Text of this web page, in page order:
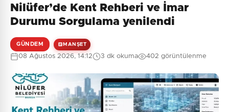
Güvenlik Sorusu:
3 + 2 = ?
Henüz yorum yapılmamış. İlk yorumu siz yapın!
Nilüfer’de Kent Rehberi ve İmar
Durumu Sorgulama yenilendi
GÜNDEM MANŞET
08 Ağustos 2026, 14:12 3 dk okuma 402 görüntülenme